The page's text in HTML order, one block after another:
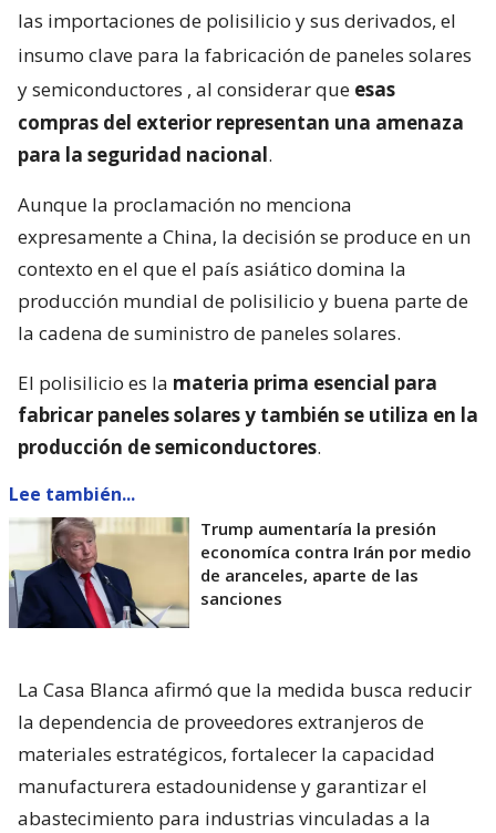
las importaciones de polisilicio y sus derivados, el
insumo clave para la fabricación de paneles solares
y semiconductores , al considerar que esas
compras del exterior representan una amenaza
para la seguridad nacional.
Aunque la proclamación no menciona
expresamente a China, la decisión se produce en un
contexto en el que el país asiático domina la
producción mundial de polisilicio y buena parte de
la cadena de suministro de paneles solares.
El polisilicio es la materia prima esencial para
fabricar paneles solares y también se utiliza en la
producción de semiconductores.
Lee también...
Trump aumentaría la presión
economíca contra Irán por medio
de aranceles, aparte de las
sanciones
La Casa Blanca afirmó que la medida busca reducir
la dependencia de proveedores extranjeros de
materiales estratégicos, fortalecer la capacidad
manufacturera estadounidense y garantizar el
abastecimiento para industrias vinculadas a la